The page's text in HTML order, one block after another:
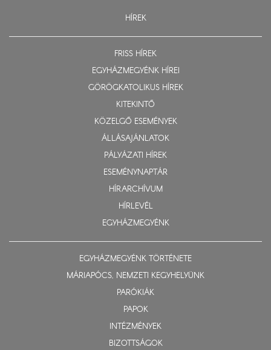
HÍREK
FRISS HÍREK
EGYHÁZMEGYÉNK HÍREI
GÖRÖGKATOLIKUS HÍREK
KITEKINTŐ
KÖZELGŐ ESEMÉNYEK
ÁLLÁSAJÁNLATOK
PÁLYÁZATI HÍREK
ESEMÉNYNAPTÁR
HÍRARCHÍVUM
HÍRLEVÉL
EGYHÁZMEGYÉNK
EGYHÁZMEGYÉNK TÖRTÉNETE
MÁRIAPÓCS, NEMZETI KEGYHELYÜNK
PARÓKIÁK
PAPOK
INTÉZMÉNYEK
BIZOTTSÁGOK